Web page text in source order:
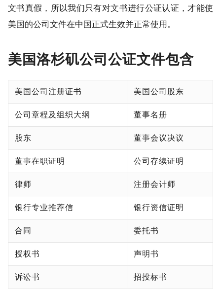
文书真假，所以我们只有对文书进行公证认证，才能使
美国的公司文件在中国正式生效并正常使用。
美国洛杉矶公司公证文件包含
美国公司注册证书 美国公司股东
公司章程及组织大纲 董事名册
股东 董事会议决议
董事在职证明 公司存续证明
律师 注册会计师
银行专业推荐信 银行资信证明
合同 委托书
授权书 声明书
诉讼书 招投标书